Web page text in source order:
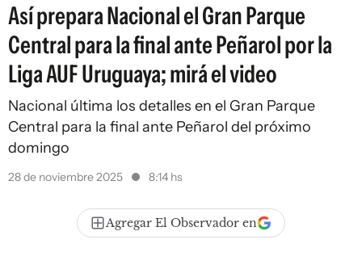
Así prepara Nacional el Gran Parque
Central para la final ante Peñarol por la
Liga AUF Uruguaya; mirá el video
Nacional última los detalles en el Gran Parque
Central para la final ante Peñarol del próximo
domingo
28 de noviembre 2025 8:14 hs
Agregar El Observador en